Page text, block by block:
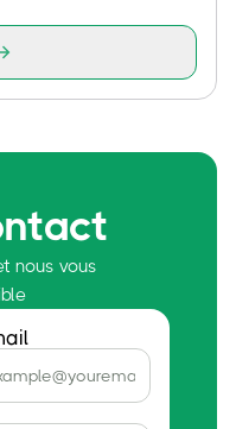
nous vous